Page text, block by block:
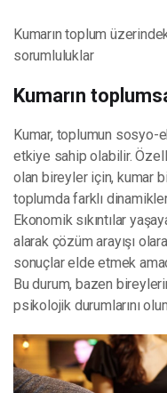
Kumarın toplum
sorumluluklar
Kumarın
Kumar, toplumun sosyo-
etkiye sahip olabilir.
olan bireyler için, kumar
toplumda farklı
Ekonomik sıkıntılar
alarak çözüm arayışı
sonuçlar elde etmek
Bu durum, bazen
psikolojik durumlarını